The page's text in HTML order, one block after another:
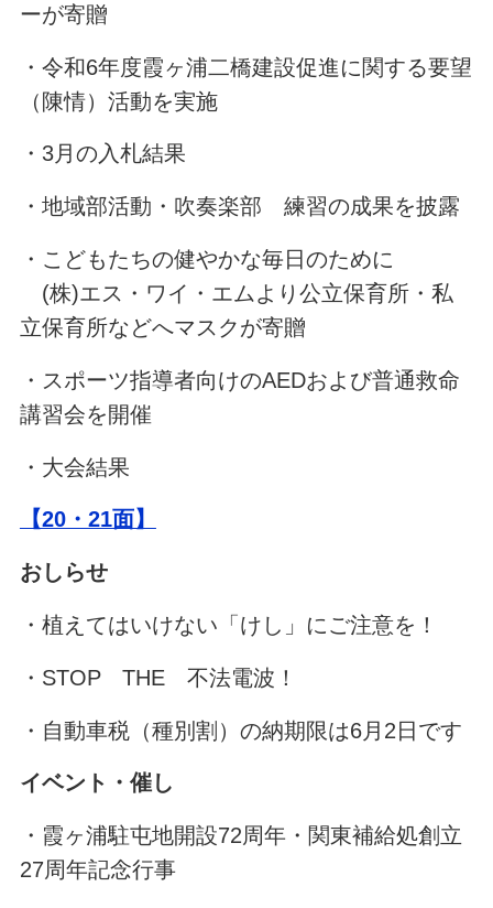
ーが寄贈
・令和6年度霞ヶ浦二橋建設促進に関する要望
（陳情）活動を実施
・3月の入札結果
・地域部活動・吹奏楽部 練習の成果を披露
・こどもたちの健やかな毎日のために
(株)エス・ワイ・エムより公立保育所・私
立保育所などへマスクが寄贈
・スポーツ指導者向けのAEDおよび普通救命
講習会を開催
・大会結果
【20・21面】
おしらせ
・植えてはいけない「けし」にご注意を！
・STOP THE 不法電波！
・自動車税（種別割）の納期限は6月2日です
イベント・催し
・霞ヶ浦駐屯地開設72周年・関東補給処創立
27周年記念行事